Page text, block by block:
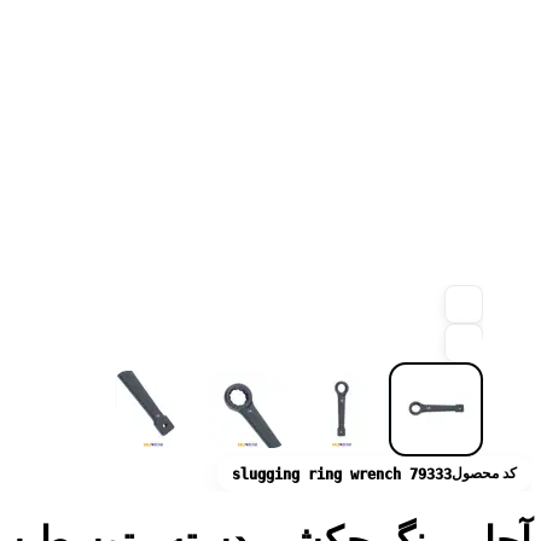
کد محصولslugging ring wrench 79333